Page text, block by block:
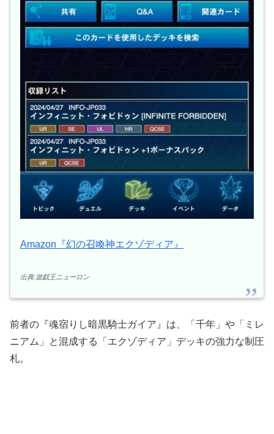
Amazon『幻の召喚神エクゾディア』
出典:遊戯王ニューロン
前者の『魂宿りし暗黒騎士ガイア』は、「千年」や「ミレ
ニアム」と混成する「エクゾディア」デッキの強力な制圧
札。